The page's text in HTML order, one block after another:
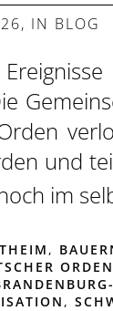
, IN BLOG
und
im
,
ORDEN
,